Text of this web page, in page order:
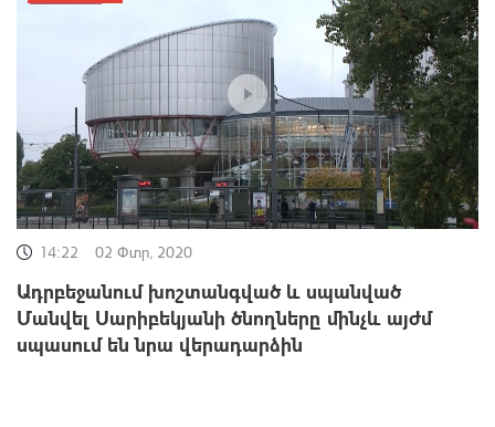
14:22 02 Փտր, 2020
Ադրբեջանում խոշտանգված և սպանված
Մանվել Սարիբեկյանի ծնողները մինչև այժմ
սպասում են նրա վերադարձին